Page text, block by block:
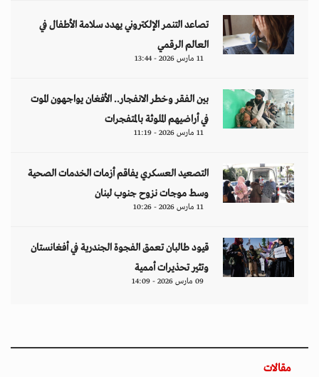
تصاعد التنمر الإلكتروني يهدد سلامة الأطفال في
العالم الرقمي
11 مارس 2026 - 13:44
بين الفقر وخطر الانفجار.. الأفغان يواجهون الموت
في أراضيهم الملوثة بالمتفجرات
11 مارس 2026 - 11:19
التصعيد العسكري يفاقم أزمات الخدمات الصحية
وسط موجات نزوح جنوب لبنان
11 مارس 2026 - 10:26
قيود طالبان تعمق الفجوة الجندرية في أفغانستان
وتثير تحذيرات أممية
09 مارس 2026 - 14:09
مقالات